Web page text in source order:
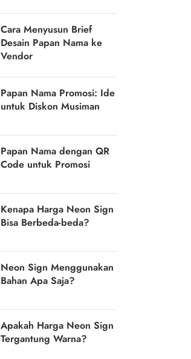
Cara Menyusun Brief
Desain Papan Nama ke
Vendor
Papan Nama Promosi: Ide
untuk Diskon Musiman
Papan Nama dengan QR
Code untuk Promosi
Kenapa Harga Neon Sign
Bisa Berbeda-beda?
Neon Sign Menggunakan
Bahan Apa Saja?
Apakah Harga Neon Sign
Tergantung Warna?